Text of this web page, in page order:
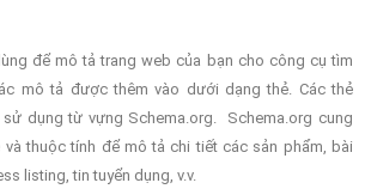
để mô tả trang web của bạn cho công cụ tìm
mô tả được thêm vào dưới dạng thẻ. Các thẻ
dụng từ vựng Schema.org. Schema.org cung
thuộc tính để mô tả chi tiết các sản phẩm, bài
listing, tin tuyển dụng, v.v.